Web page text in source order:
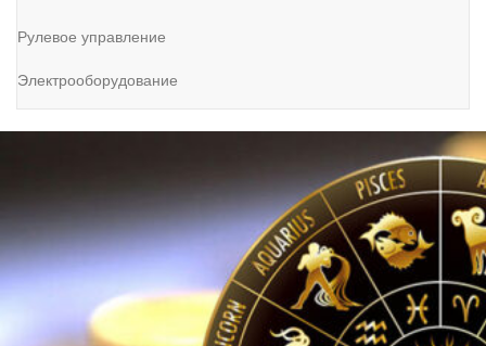
Рулевое управление
Электрооборудование